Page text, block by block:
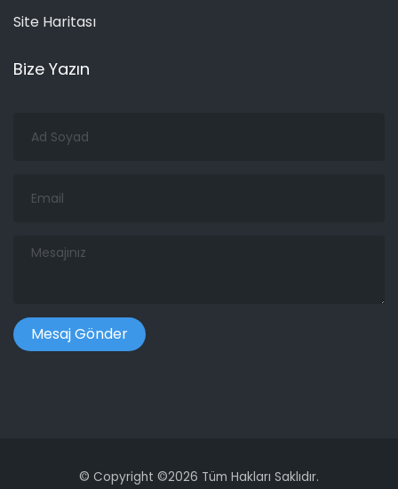
Site Haritası
Bize Yazın
Soyad
Mesajınız
© Copyright ©2026 Tüm Hakları Saklıdır.